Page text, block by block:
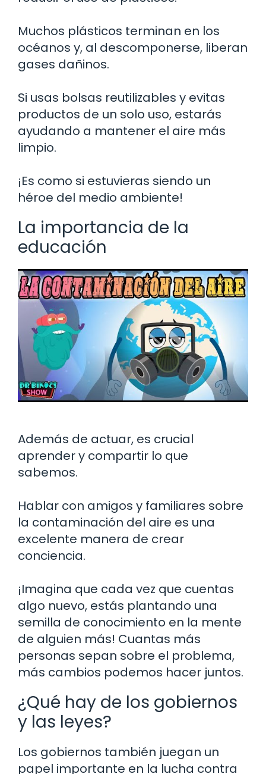
Muchos plásticos terminan en los
océanos y, al descomponerse, liberan
gases dañinos.
Si usas bolsas reutilizables y evitas
productos de un solo uso, estarás
ayudando a mantener el aire más
limpio.
¡Es como si estuvieras siendo un
héroe del medio ambiente!
La importancia de la
educación
Además de actuar, es crucial
aprender y compartir lo que
sabemos.
Hablar con amigos y familiares sobre
la contaminación del aire es una
excelente manera de crear
conciencia.
¡Imagina que cada vez que cuentas
algo nuevo, estás plantando una
semilla de conocimiento en la mente
de alguien más! Cuantas más
personas sepan sobre el problema,
más cambios podemos hacer juntos.
¿Qué hay de los gobiernos
y las leyes?
Los gobiernos también juegan un
papel importante en la lucha contra